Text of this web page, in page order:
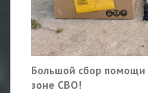
Большой сбор помощи
зоне СВО!